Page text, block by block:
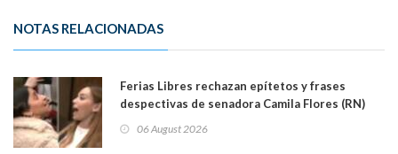
NOTAS RELACIONADAS
Ferias Libres rechazan epítetos y frases
despectivas de senadora Camila Flores (RN)
06 August 2026